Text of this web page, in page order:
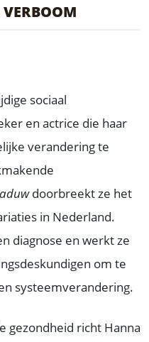
sociaal
en actrice die haar
verandering te
doorbreekt ze het
in Nederland.
diagnose en werkt ze
om te
systeemverandering.
gezondheid richt Hanna